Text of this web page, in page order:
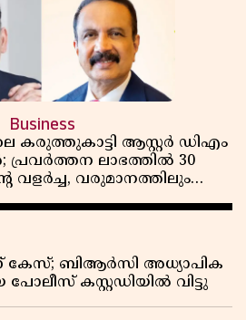
Business
കരുത്തുകാട്ടി ആസ്റ്റർ ഡിഎം
പ്രവർത്തന ലാഭത്തിൽ 30
വളർച്ച, വരുമാനത്തിലും
പുറത്ത്
കേസ്; ബിആർസി അധ്യാപിക
കസ്റ്റഡിയിൽ വിട്ടു